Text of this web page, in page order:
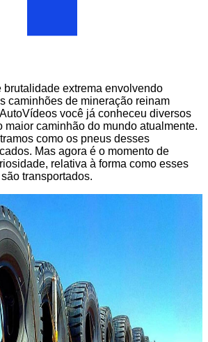
brutalidade extrema envolvendo
caminhões de mineração reinam
você já conheceu diversos
maior caminhão do mundo atualmente.
como os pneus desses
Mas agora é o momento de
relativa à forma como esses
transportados.